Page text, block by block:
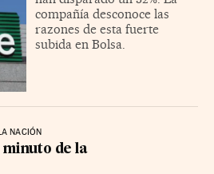
compañía desconoce las
razones de esta fuerte
subida en Bolsa.
NACIÓN
de la